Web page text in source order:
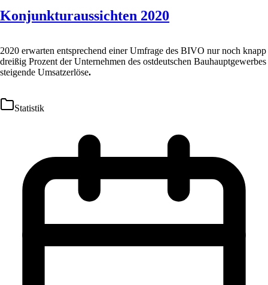
Konjunkturaussichten 2020
2020 erwarten entsprechend einer Umfrage des BIVO nur noch knapp
dreißig Prozent der Unternehmen des ostdeutschen Bauhauptgewerbes
steigende Umsatzerlöse.
Statistik